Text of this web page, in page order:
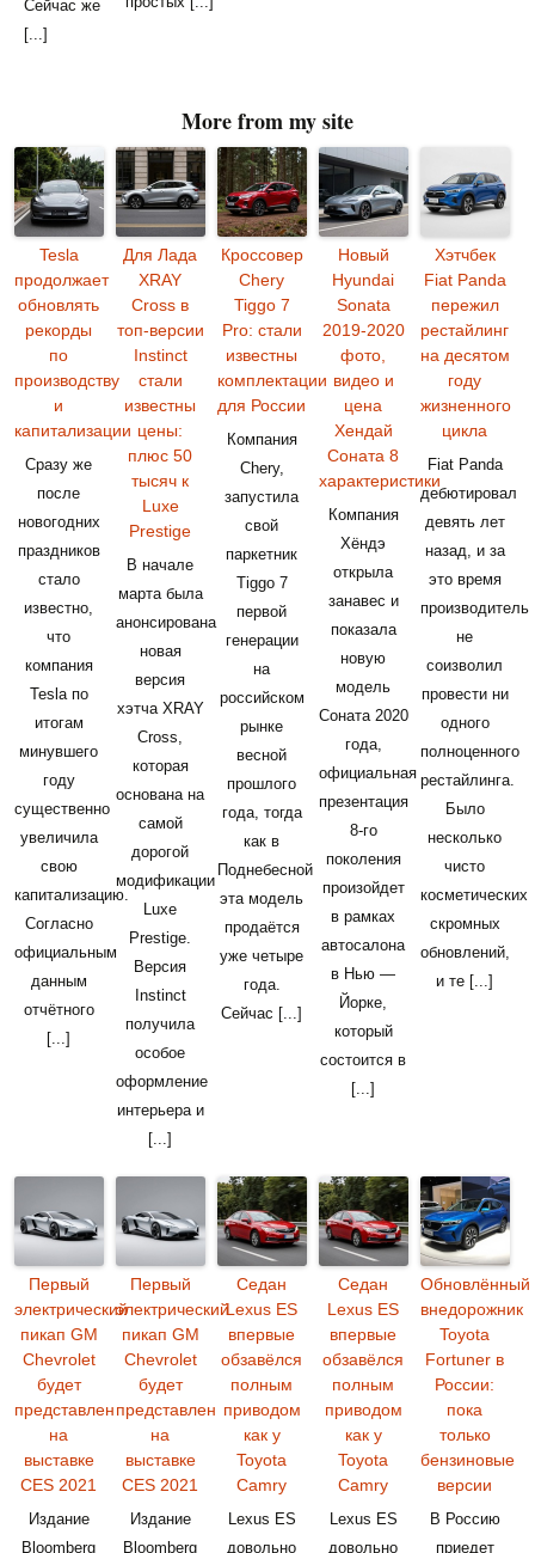
Сейчас же
[...]
More from my site
Tesla
продолжает
обновлять
рекорды
по
производству
и
капитализации
Сразу же
после
новогодних
праздников
стало
известно,
что
компания
Tesla по
итогам
минувшего
году
существенно
увеличила
свою
капитализацию.
Согласно
официальным
данным
отчётного
[...]
Для Лада
XRAY
Cross в
топ-версии
Instinct
стали
известны
цены:
плюс 50
тысяч к
Luxe
Prestige
В начале
марта была
анонсирована
новая
версия
хэтча XRAY
Cross,
которая
основана на
самой
дорогой
модификации
Luxe
Prestige.
Версия
Instinct
получила
особое
оформление
интерьера и
[...]
Кроссовер
Chery
Tiggo 7
Pro: стали
известны
комплектации
для России
Компания
Chery,
запустила
свой
паркетник
Tiggo 7
первой
генерации
на
российском
рынке
весной
прошлого
года, тогда
как в
Поднебесной
эта модель
продаётся
уже четыре
года.
Сейчас [...]
Новый
Hyundai
Sonata
2019-2020
фото,
видео и
цена
Хендай
Соната 8
характеристики
Компания
Хёндэ
открыла
занавес и
показала
новую
модель
Соната 2020
года,
официальная
презентация
8-го
поколения
произойдет
в рамках
автосалона
в Нью —
Йорке,
который
состоится в
[...]
Хэтчбек
Fiat Panda
пережил
рестайлинг
на десятом
году
жизненного
цикла
Fiat Panda
дебютировал
девять лет
назад, и за
это время
производитель
не
соизволил
провести ни
одного
полноценного
рестайлинга.
Было
несколько
чисто
косметических
скромных
обновлений,
и те [...]
Первый
электрический
пикап GM
Chevrolet
будет
представлен
на
выставке
CES 2021
Издание
Bloomberg
Первый
электрический
пикап GM
Chevrolet
будет
представлен
на
выставке
CES 2021
Издание
Bloomberg
Седан
Lexus ES
впервые
обзавёлся
полным
приводом
как у
Toyota
Camry
Lexus ES
довольно
Седан
Lexus ES
впервые
обзавёлся
полным
приводом
как у
Toyota
Camry
Lexus ES
довольно
Обновлённый
внедорожник
Toyota
Fortuner в
России:
пока
только
бензиновые
версии
В Россию
приедет